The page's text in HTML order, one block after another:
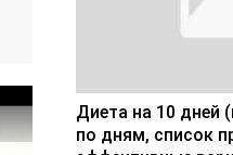
Диета на 10 дней
по дням, список